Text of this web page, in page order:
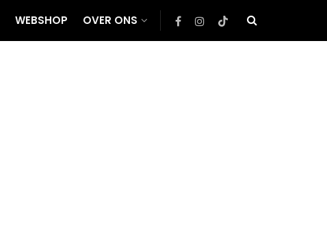
WEBSHOP OVER ONS